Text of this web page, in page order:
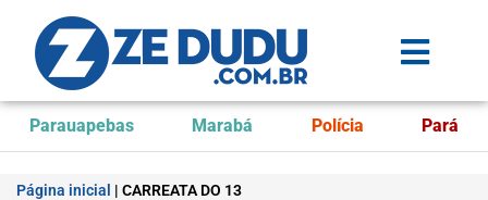
Parauapebas Marabá Polícia Pará
Página inicial | CARREATA DO 13